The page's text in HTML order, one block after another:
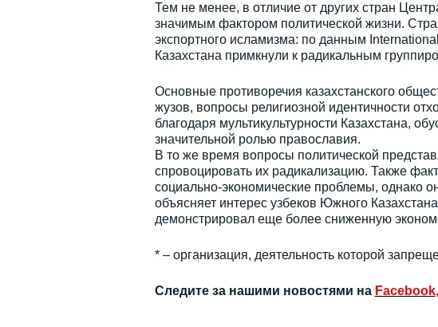
Тем не менее, в отличие от других стран
значимым фактором политической жизни.
экспортного исламизма: по данным
Казахстана примкнули к радикальным
Основные противоречия казахстанского
жузов, вопросы религиозной идентичности
благодаря мультикультурности Казахстана,
значительной ролью православия.
В то же время вопросы политической
спровоцировать их радикализацию. Также
социально-экономические проблемы, однако
объясняет интерес узбеков Южного
демонстрировал еще более сниженную
* – организация, деятельность которой
Следите за нашими новостями на Facebook,